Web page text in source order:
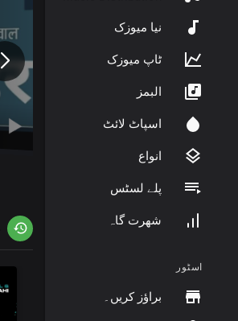
نیا میوزک
ٹاپ میوزک
البمز
اسپاٹ لائٹ
انواع
پلے لسٹس
شھرت گاہ
اسٹور
براؤز کریں۔